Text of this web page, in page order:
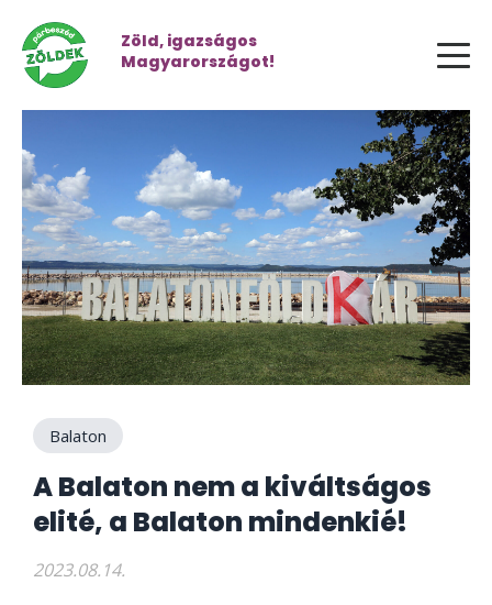
Zöld, igazságos
Magyarországot!
Balaton
A Balaton nem a kiváltságos
elité, a Balaton mindenkié!
2023.08.14.